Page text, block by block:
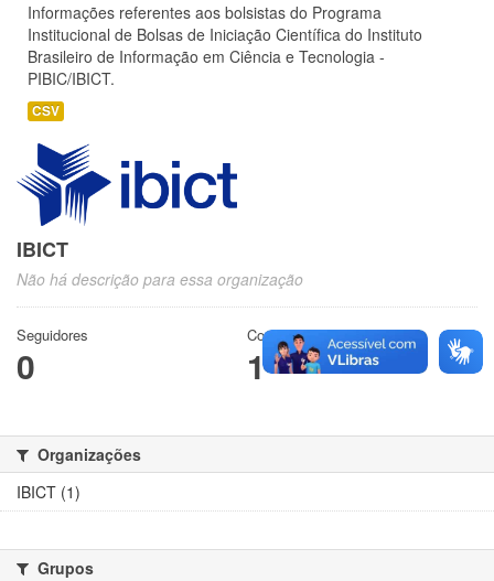
Informações referentes aos bolsistas do Programa
Institucional de Bolsas de Iniciação Científica do Instituto
Brasileiro de Informação em Ciência e Tecnologia -
PIBIC/IBICT.
CSV
IBICT
Não há descrição para essa organização
Seguidores
0
Conjuntos de dados
1
Organizações
IBICT (1)
Grupos